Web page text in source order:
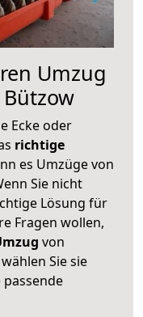
Umzug
Ecke oder
richtige
es Umzüge von
Sie nicht
Lösung für
Fragen wollen,
von
Sie sie